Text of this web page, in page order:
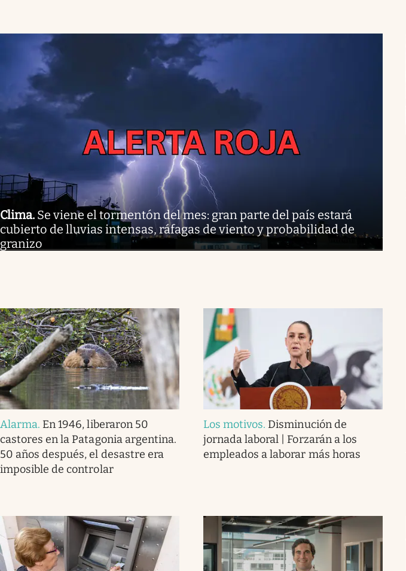
Clima. Se viene el tormentón del mes: gran parte del país estará
cubierto de lluvias intensas, ráfagas de viento y probabilidad de
granizo
Alarma. En 1946, liberaron 50
castores en la Patagonia argentina.
50 años después, el desastre era
imposible de controlar
Los motivos. Disminución de
jornada laboral | Forzarán a los
empleados a laborar más horas